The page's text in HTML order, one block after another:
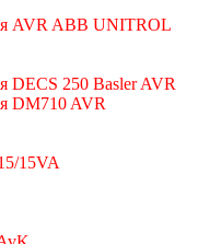
AVR ABB UNITROL
DECS 250 Basler AVR
DM710 AVR
15VA